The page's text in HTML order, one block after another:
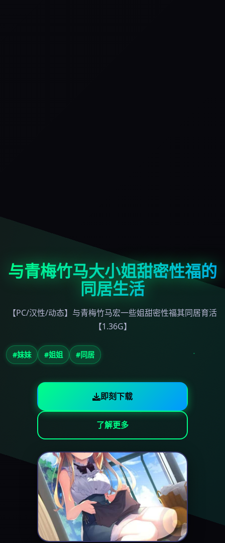
与青梅竹马大小姐甜密性福的
同居生活
【PC/汉性/动态】与青梅竹马宏一些姐甜密性福其同居育活
【1.36G】
#妹妹 #姐姐 #同居
即刻下载
了解更多